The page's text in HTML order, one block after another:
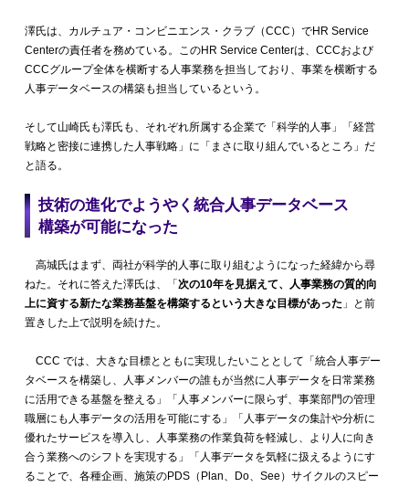
澤氏は、カルチュア・コンビニエンス・クラブ（CCC）でHR Service
Centerの責任者を務めている。このHR Service Centerは、CCCおよび
CCCグループ全体を横断する人事業務を担当しており、事業を横断する
人事データベースの構築も担当しているという。
そして山崎氏も澤氏も、それぞれ所属する企業で「科学的人事」「経営
戦略と密接に連携した人事戦略」に「まさに取り組んでいるところ」だ
と語る。
技術の進化でようやく統合人事データベース
構築が可能になった
高城氏はまず、両社が科学的人事に取り組むようになった経緯から尋
ねた。それに答えた澤氏は、「次の10年を見据えて、人事業務の質的向
上に資する新たな業務基盤を構築するという大きな目標があった 」と前
置きした上で説明を続けた。
CCC では、大きな目標とともに実現したいこととして「統合人事デー
タベースを構築し、人事メンバーの誰もが当然に人事データを日常業務
に活用できる基盤を整える」「人事メンバーに限らず、事業部門の管理
職層にも人事データの活用を可能にする」「人事データの集計や分析に
優れたサービスを導入し、人事業務の作業負荷を軽減し、より人に向き
合う業務へのシフトを実現する」「人事データを気軽に扱えるようにす
ることで、各種企画、施策のPDS（Plan、Do、See）サイクルのスピー